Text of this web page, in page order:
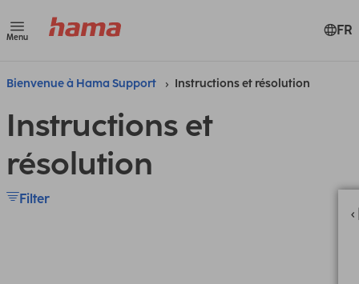
Menu FR
Bienvenue à Hama Support Instructions et résolution
Instructions et
résolution
Filter